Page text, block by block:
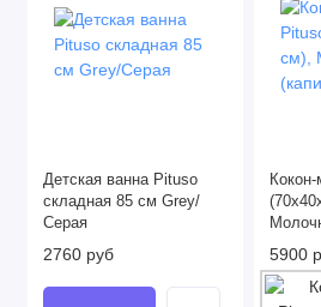
Детская ванна Pituso
складная 85 см Grey/
Серая
2760 руб 5900